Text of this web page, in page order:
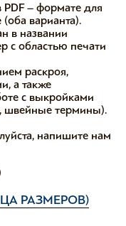
– формате для
варианта).
в названии
с областью печати
раскроя,
а также
с выкройками
швейные термины).
напишите нам
РАЗМЕРОВ)